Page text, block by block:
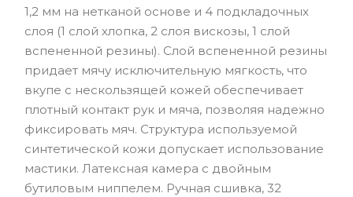
1,2 мм на нетканой основе и 4 подкладочных
слоя (1 слой хлопка, 2 слоя вискозы, 1 слой
вспененной резины). Слой вспененной резины
придает мячу исключительную мягкость, что
вкупе с нескользящей кожей обеспечивает
плотный контакт рук и мяча, позволяя надежно
фиксировать мяч. Структура используемой
синтетической кожи допускает использование
мастики. Латексная камера с двойным
бутиловым ниппелем. Ручная сшивка, 32